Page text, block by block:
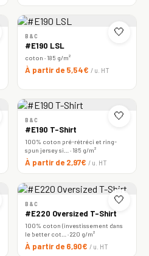
🤍
B&C
#E190 LSL
coton · 185 g/m²
À partir de 5,54€ / u. HT
🤍
B&C
#E190 T-Shirt
100% coton pré-rétréci et ring-
spun jersey si… · 185 g/m²
À partir de 2,97€ / u. HT
🤍
B&C
#E220 Oversized T-Shirt
100% coton (investissement dans
le better cot… · 220 g/m²
À partir de 6,90€ / u. HT